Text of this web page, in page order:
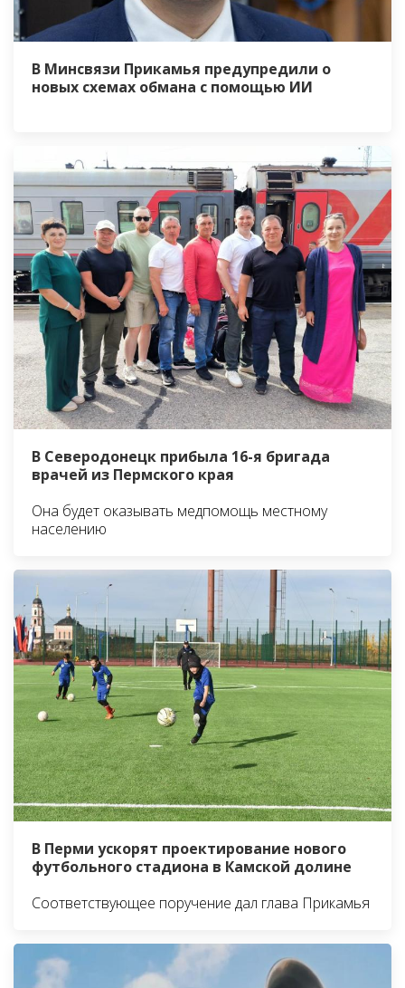
В Минсвязи Прикамья предупредили о
новых схемах обмана с помощью ИИ
В Северодонецк прибыла 16-я бригада
врачей из Пермского края
Она будет оказывать медпомощь местному
населению
В Перми ускорят проектирование нового
футбольного стадиона в Камской долине
Соответствующее поручение дал глава Прикамья